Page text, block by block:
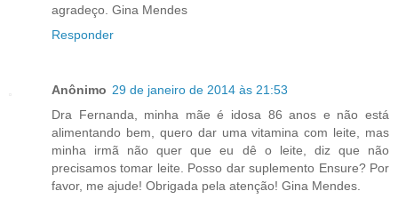
agradeço. Gina Mendes
Responder
Anônimo 29 de janeiro de 2014 às 21:53
Dra Fernanda, minha mãe é idosa 86 anos e não está
alimentando bem, quero dar uma vitamina com leite, mas
minha irmã não quer que eu dê o leite, diz que não
precisamos tomar leite. Posso dar suplemento Ensure? Por
favor, me ajude! Obrigada pela atenção! Gina Mendes.